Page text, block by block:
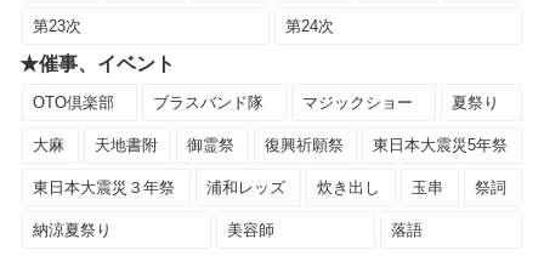
第23次 第24次
★催事、イベント
OTO倶楽部 ブラスバンド隊 マジックショー 夏祭り
大麻 天地書附 御霊祭 復興祈願祭 東日本大震災5年祭
東日本大震災３年祭 浦和レッズ 炊き出し 玉串 祭詞
納涼夏祭り 美容師 落語